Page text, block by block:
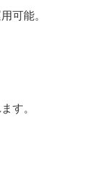
可能。
す。